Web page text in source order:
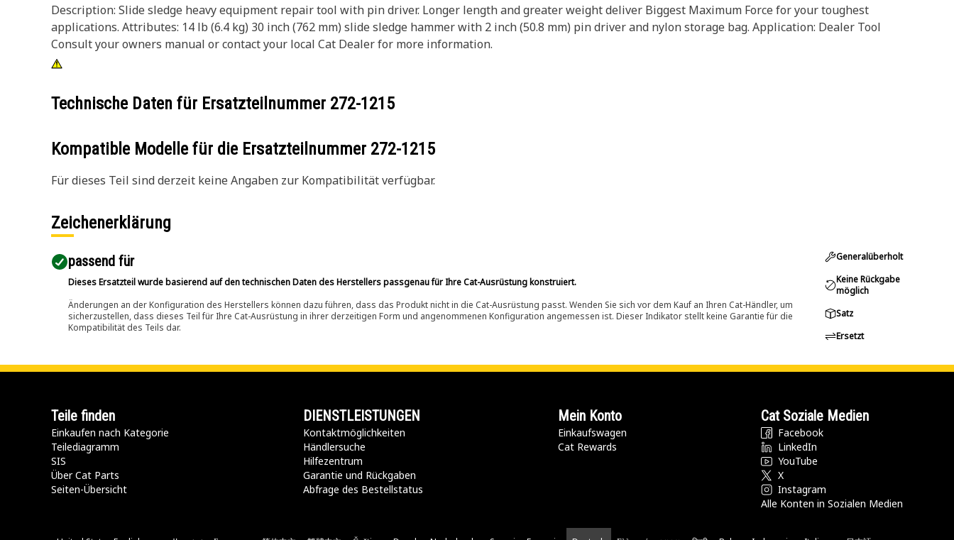
Description: Slide sledge heavy equipment repair tool with pin driver. Longer length and greater weight deliver Biggest Maximum Force for your toughest
applications. Attributes: 14 lb (6.4 kg) 30 inch (762 mm) slide sledge hammer with 2 inch (50.8 mm) pin driver and nylon storage bag. Application: Dealer Tool
Consult your owners manual or contact your local Cat Dealer for more information.
Technische Daten für Ersatzteilnummer 272-1215
Kompatible Modelle für die Ersatzteilnummer 272-1215
Für dieses Teil sind derzeit keine Angaben zur Kompatibilität verfügbar.
Zeichenerklärung
passend für​
Dieses Ersatzteil wurde basierend auf den technischen Daten des Herstellers passgenau für Ihre Cat-Ausrüstung konstruiert.
Änderungen an der Konfiguration des Herstellers können dazu führen, dass das Produkt nicht in die Cat-Ausrüstung passt. Wenden Sie sich vor dem Kauf an Ihren Cat-Händler, um
sicherzustellen, dass dieses Teil für Ihre Cat-Ausrüstung in ihrer derzeitigen Form und angenommenen Konfiguration angemessen ist. Dieser Indikator stellt keine Garantie für die
Kompatibilität des Teils dar.
Generalüberholt
Keine Rückgabe
möglich
Satz
Ersetzt
Teile finden
Einkaufen nach Kategorie
Teilediagramm
SIS
Über Cat Parts
Seiten-Übersicht
DIENSTLEISTUNGEN
Kontaktmöglichkeiten​
Händlersuche
Hilfezentrum
Garantie und Rückgaben
Abfrage des Bestellstatus
Mein Konto
Einkaufswagen
Cat Rewards
Cat Soziale Medien
Facebook
LinkedIn
YouTube
X
Instagram
Alle Konten in Sozialen Medien